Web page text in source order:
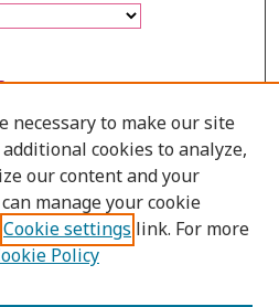
necessary to make our site
cookies to analyze,
our content and your
manage your cookie
Cookie settings link. For more
Policy